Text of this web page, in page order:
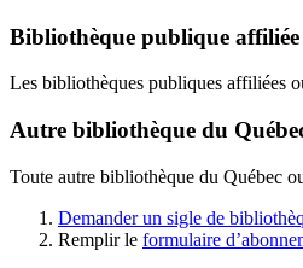
Bibliothèque publique affiliée
Les bibliothèques publiques affiliées
Autre bibliothèque du
Toute autre bibliothèque du Québec
Demander un sigle de
Remplir le formulaire